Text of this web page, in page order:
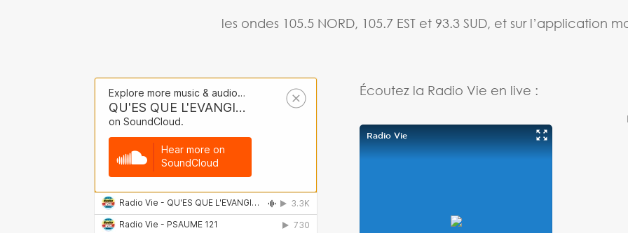
les ondes 105.5 NORD, 105.7 EST et 93.3 SUD, et sur l’application
Écoutez la Radio Vie en live :